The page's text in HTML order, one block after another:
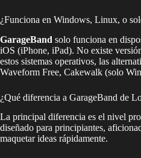
¿Funciona en Windows, Linux, o
GarageBand solo funciona en
iOS (iPhone, iPad). No existe
estos sistemas operativos, las
Waveform Free, Cakewalk (solo
¿Qué diferencia a GarageBand de
La principal diferencia es el nivel
diseñado para principiantes,
maquetar ideas rápidamente.